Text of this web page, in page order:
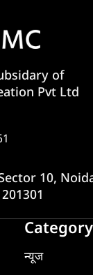
of
Pvt Ltd
10,
Category
न्यूज